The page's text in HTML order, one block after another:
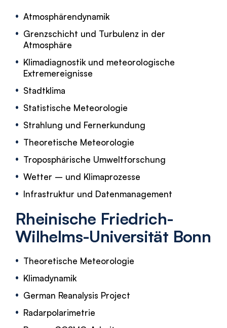
Atmosphärendynamik
Grenzschicht und Turbulenz in der
Atmosphäre
Klimadiagnostik und meteorologische
Extremereignisse
Stadtklima
Statistische Meteorologie
Strahlung und Fernerkundung
Theoretische Meteorologie
Troposphärische Umweltforschung
Wetter – und Klimaprozesse
Infrastruktur und Datenmanagement
Rheinische Friedrich-
Wilhelms-Universität Bonn
Theoretische Meteorologie
Klimadynamik
German Reanalysis Project
Radarpolarimetrie